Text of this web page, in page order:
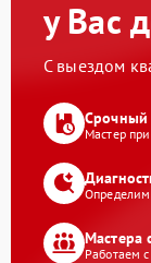
у Вас
С выездом
Срочный
Мастер
Определим
Мастера
Работаем